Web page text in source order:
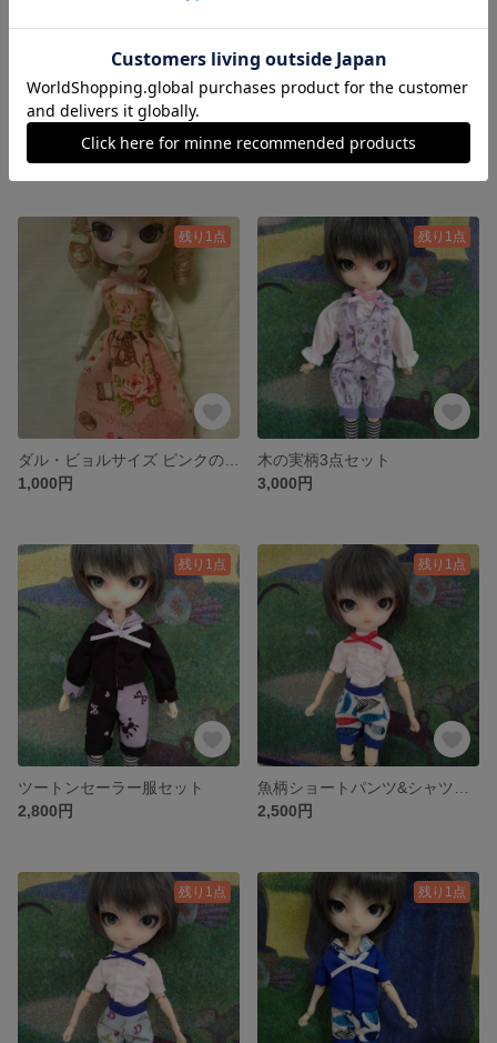
残り1点
1,000円
残り1点
木の実柄3点セット
3,000円
残り1点
ツートンセーラー服セット
2,800円
残り1点
2,500円
残り1点 残り1点